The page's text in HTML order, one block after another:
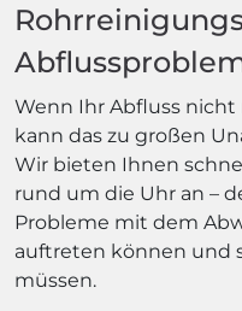
Wenn Ihr Abfluss
kann das zu großen
Wir bieten Ihnen
rund um die Uhr an –
Probleme mit dem
auftreten können und
müssen.